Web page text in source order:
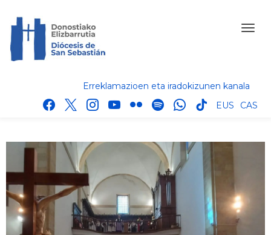
Erreklamazioen eta iradokizunen kanala
facebook
x instagram
youtube
flickr spotifywhatsapp
tik
EUS CAS